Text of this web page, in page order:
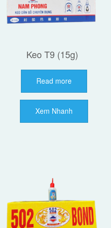
Keo T9 (15g)
Read more
Xem Nhanh